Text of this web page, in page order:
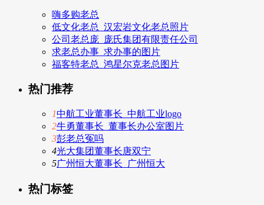
嗨多购老总
低文化老总_汉宏岩文化老总照片
公司老总庞_庞氏集团有限责任公司
求老总办事_求办事的图片
福客特老总_鸿星尔克老总图片
热门推荐
1中航工业董事长_中航工业logo
2牛勇董事长_董事长办公室图片
3彭老总冤吗
4光大集团董事长唐双宁
5广州恒大董事长_广州恒大
热门标签